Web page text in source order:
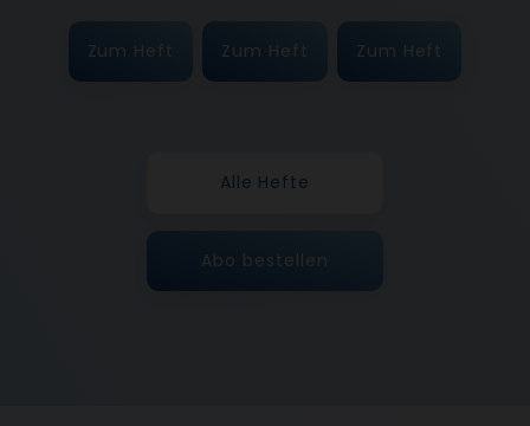
Zum Heft Zum Heft Zum Heft
Alle Hefte
Abo bestellen